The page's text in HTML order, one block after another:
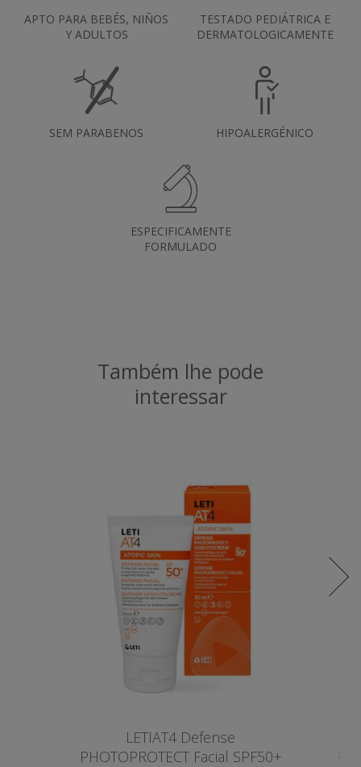
APTO PARA BEBÉS, NIÑOS
Y ADULTOS
TESTADO PEDIÁTRICA E
DERMATOLOGICAMENTE
SEM PARABENOS HIPOALERGÉNICO
ESPECIFICAMENTE
FORMULADO
Também lhe pode
interessar
LETIAT4 Defense
PHOTOPROTECT Facial SPF50+